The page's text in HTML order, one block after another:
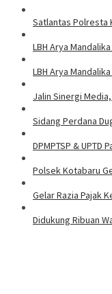
Satlantas Polresta
LBH Arya
LBH Arya
Jalin Sinergi
Sidang Perdana
DPMPTSP & UPTD
Polsek Kotabaru
Gelar Razia Pajak
Didukung Ribuan